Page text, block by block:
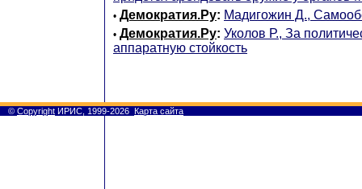
• Демократия.Ру: Мадигожин Д.,
• Демократия.Ру: Уколов Р., За
аппаратную стойкость
© Copyright ИРИС, 1999-2026 Карта сайта